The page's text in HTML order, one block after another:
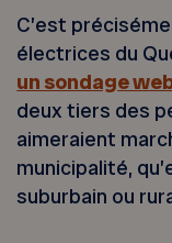
C’est
électrices du
un sondage
deux tiers des
aimeraient
municipalité,
suburbain ou